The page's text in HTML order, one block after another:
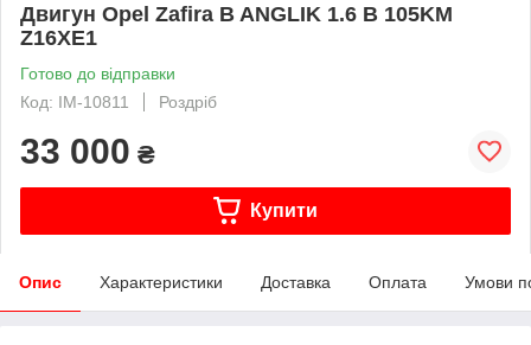
Двигун Opel Zafira B ANGLIK 1.6 B 105KM
Z16XE1
Готово до відправки
Код: IM-10811
Роздріб
33 000 ₴
Купити
Опис Характеристики Доставка Оплата Умови